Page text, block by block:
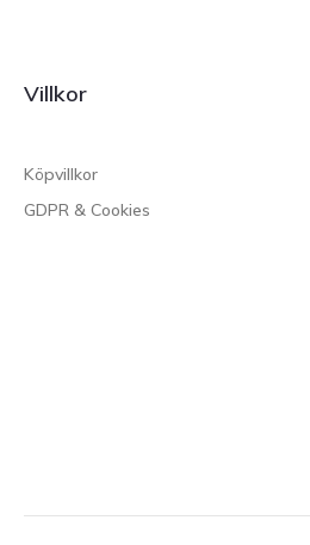
Villkor
Köpvillkor
GDPR & Cookies